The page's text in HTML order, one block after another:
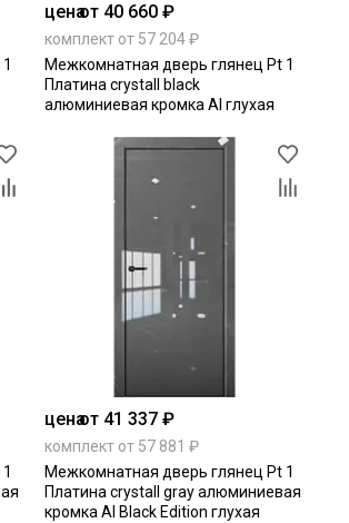
ценаот 40 660 ₽
комплект от 57 204 ₽
Межкомнатная дверь глянец Pt 1
Платина crystall black
алюминиевая кромка Al глухая
ценаот 41 337 ₽
комплект от 57 881 ₽
Межкомнатная дверь глянец Pt 1
Платина crystall gray алюминиевая
кромка Al Black Edition глухая